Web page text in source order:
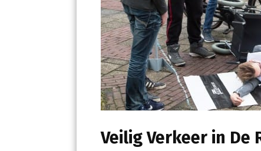
Veilig Verkeer in De